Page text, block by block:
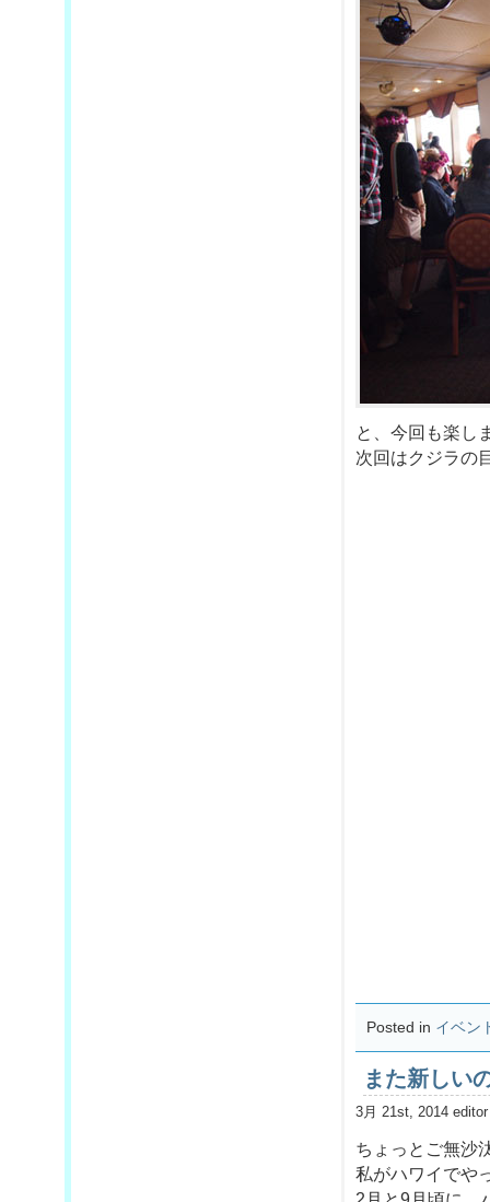
と、今回も楽し
次回はクジラの
Posted in イベン
また新しい
3月 21st, 2014 editor
ちょっとご無沙
私がハワイでや